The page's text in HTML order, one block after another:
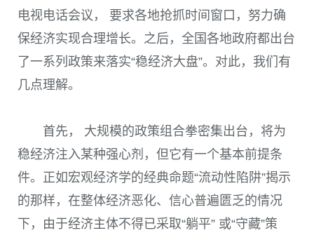
电视电话会议， 要求各地抢抓时间窗口，努力确
保经济实现合理增长。之后，全国各地政府都出台
了一系列政策来落实“稳经济大盘”。对此，我们有
几点理解。
首先， 大规模的政策组合拳密集出台，将为
稳经济注入某种强心剂，但它有一个基本前提条
件。正如宏观经济学的经典命题“流动性陷阱”揭示
的那样，在整体经济恶化、信心普遍匮乏的情况
下，由于经济主体不得已采取“躺平” 或“守藏”策